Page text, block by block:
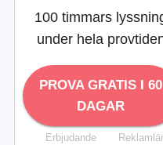
100 timmars
under hela
PROVA GRATIS I 60
DAGAR
Erbjudande